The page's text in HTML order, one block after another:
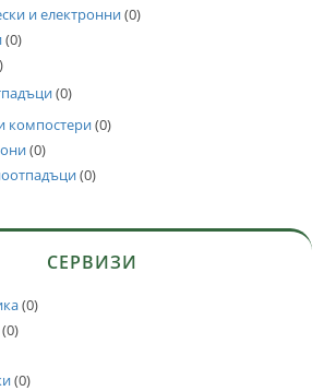
и електронни(0)
(0)
(0)
компостери(0)
(0)
(0)
СЕРВИЗИ
(0)
(0)
(0)